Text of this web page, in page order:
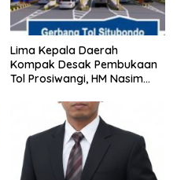
Lima Kepala Daerah
Kompak Desak Pembukaan
Tol Prosiwangi, HM Nasim
Pemerintah Pusat